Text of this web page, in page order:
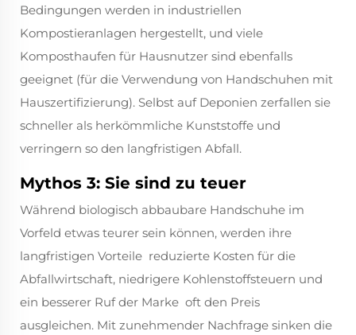
Bedingungen werden in industriellen
Kompostieranlagen hergestellt, und viele
Komposthaufen für Hausnutzer sind ebenfalls
geeignet (für die Verwendung von Handschuhen mit
Hauszertifizierung). Selbst auf Deponien zerfallen sie
schneller als herkömmliche Kunststoffe und
verringern so den langfristigen Abfall.
Mythos 3: Sie sind zu teuer
Während biologisch abbaubare Handschuhe im
Vorfeld etwas teurer sein können, werden ihre
langfristigen Vorteile  reduzierte Kosten für die
Abfallwirtschaft, niedrigere Kohlenstoffsteuern und
ein besserer Ruf der Marke  oft den Preis
ausgleichen. Mit zunehmender Nachfrage sinken die